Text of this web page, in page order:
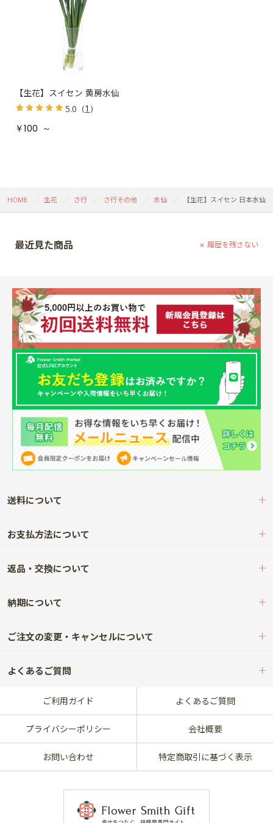
【生花】スイセン 黄房水仙
5.0 （1 ）
￥100 ～
HOME 生花 さ行 さ行その他 水仙 【生花】スイセン 日本水仙
最近見た商品 履歴を残さない
送料について
お支払方法について
返品・交換について
納期について
ご注文の変更・キャンセルについて
よくあるご質問
ご利用ガイド よくあるご質問
プライバシーポリシー 会社概要
お問い合わせ 特定商取引に基づく表示